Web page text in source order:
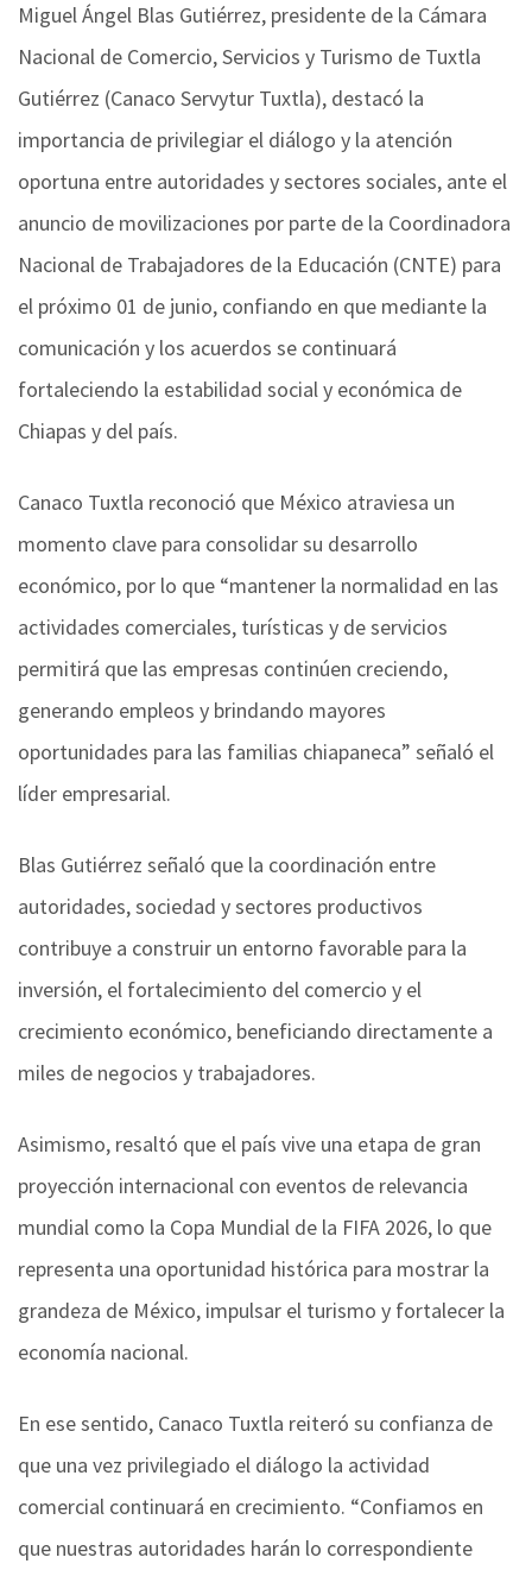
Miguel Ángel Blas Gutiérrez, presidente de la Cámara
Nacional de Comercio, Servicios y Turismo de Tuxtla
Gutiérrez (Canaco Servytur Tuxtla), destacó la
importancia de privilegiar el diálogo y la atención
oportuna entre autoridades y sectores sociales, ante el
anuncio de movilizaciones por parte de la Coordinadora
Nacional de Trabajadores de la Educación (CNTE) para
el próximo 01 de junio, confiando en que mediante la
comunicación y los acuerdos se continuará
fortaleciendo la estabilidad social y económica de
Chiapas y del país.
Canaco Tuxtla reconoció que México atraviesa un
momento clave para consolidar su desarrollo
económico, por lo que “mantener la normalidad en las
actividades comerciales, turísticas y de servicios
permitirá que las empresas continúen creciendo,
generando empleos y brindando mayores
oportunidades para las familias chiapaneca” señaló el
líder empresarial.
Blas Gutiérrez señaló que la coordinación entre
autoridades, sociedad y sectores productivos
contribuye a construir un entorno favorable para la
inversión, el fortalecimiento del comercio y el
crecimiento económico, beneficiando directamente a
miles de negocios y trabajadores.
Asimismo, resaltó que el país vive una etapa de gran
proyección internacional con eventos de relevancia
mundial como la Copa Mundial de la FIFA 2026, lo que
representa una oportunidad histórica para mostrar la
grandeza de México, impulsar el turismo y fortalecer la
economía nacional.
En ese sentido, Canaco Tuxtla reiteró su confianza de
que una vez privilegiado el diálogo la actividad
comercial continuará en crecimiento. “Confiamos en
que nuestras autoridades harán lo correspondiente